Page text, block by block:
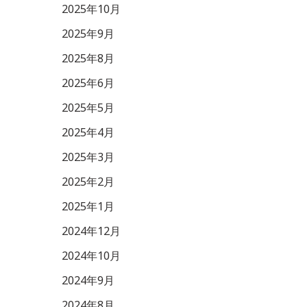
2025年10月
2025年9月
2025年8月
2025年6月
2025年5月
2025年4月
2025年3月
2025年2月
2025年1月
2024年12月
2024年10月
2024年9月